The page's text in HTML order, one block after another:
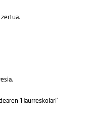
‘Haurreskolari’